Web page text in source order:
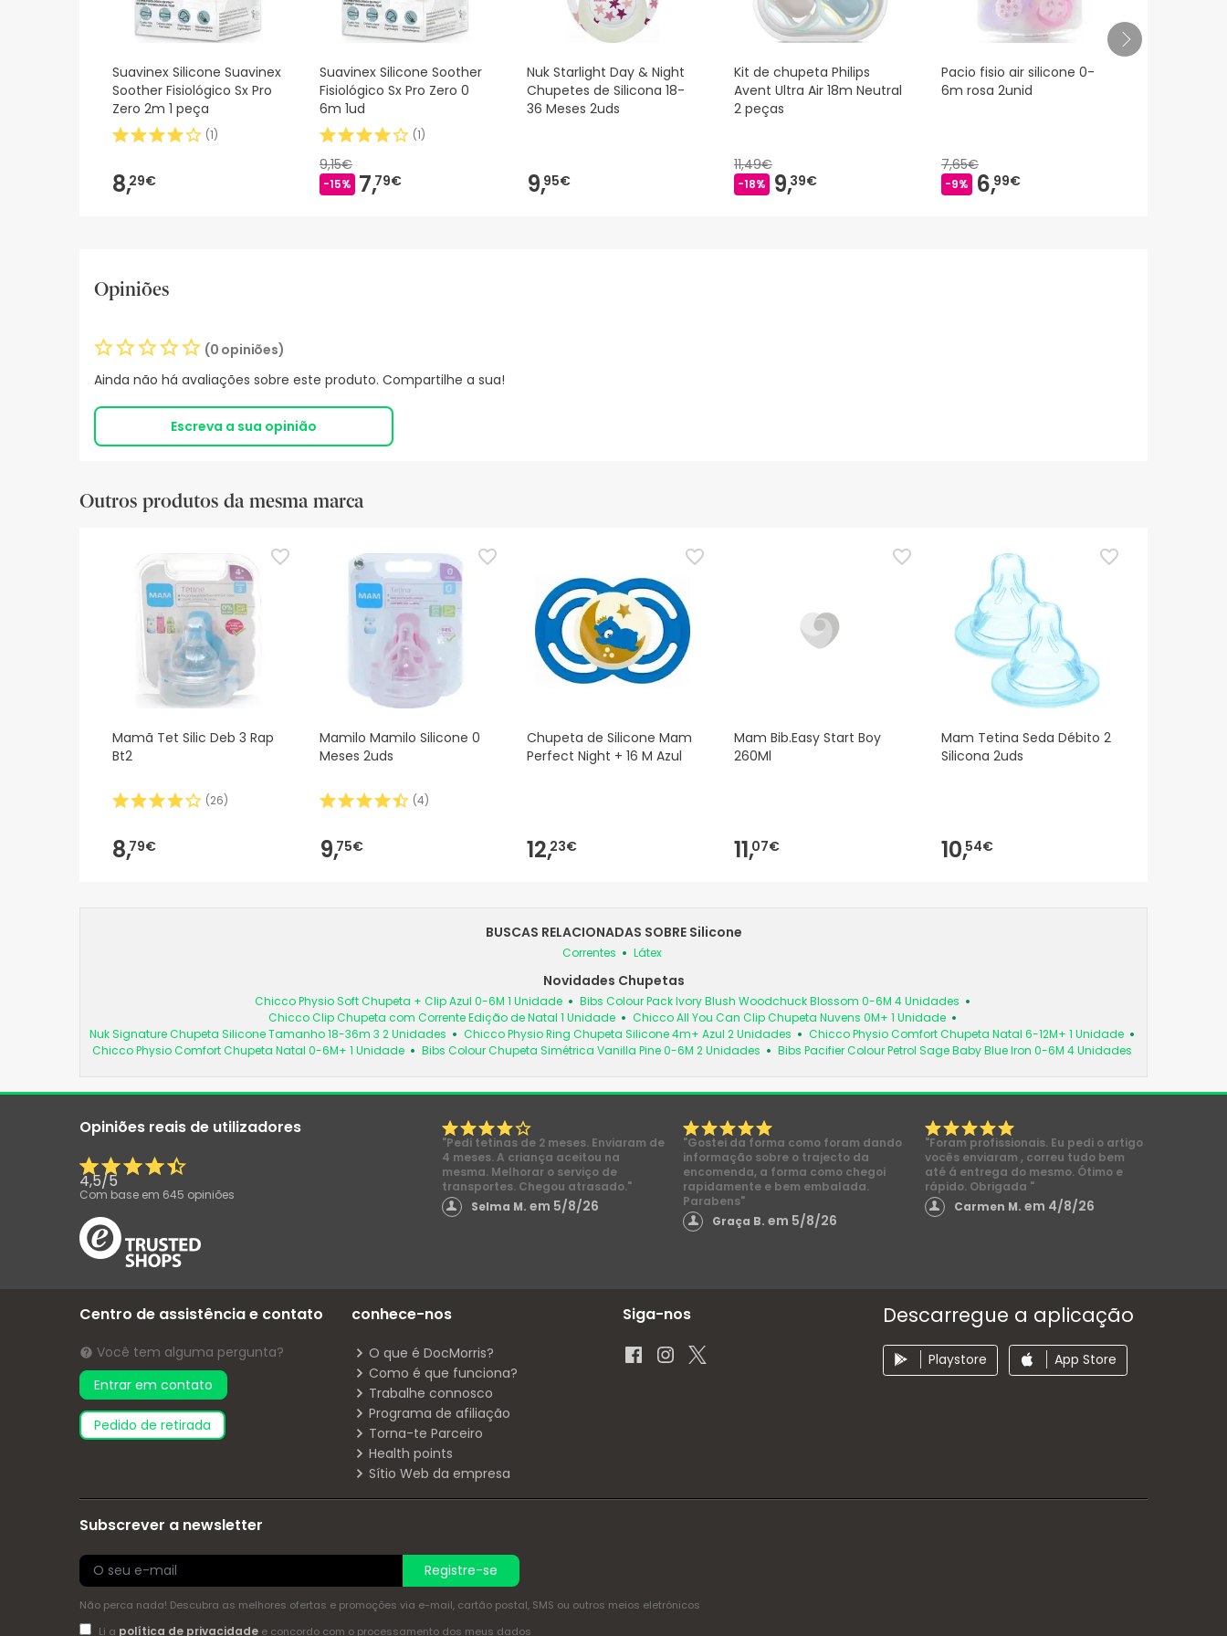
Suavinex Silicone Suavinex
Soother Fisiológico Sx Pro
Zero 2m 1 peça
(1)
8,29€
Suavinex Silicone Soother
Fisiológico Sx Pro Zero 0
6m 1ud
(1)
9,15€
-15% 7,79€
Nuk Starlight Day & Night
Chupetes de Silicona 18-
36 Meses 2uds
9,95€
Kit de chupeta Philips
Avent Ultra Air 18m Neutral
2 peças
11,49€
-18% 9,39€
Pacio fisio air silicone 0-
6m rosa 2unid
7,65€
-9% 6,99€
Opiniões
(0 opiniões)
Ainda não há avaliações sobre este produto. Compartilhe a sua!
Escreva a sua opinião
Outros produtos da mesma marca
Mamã Tet Silic Deb 3 Rap
Bt2
(26)
8,79€
Mamilo Mamilo Silicone 0
Meses 2uds
(4)
9,75€
Chupeta de Silicone Mam
Perfect Night + 16 M Azul
12,23€
Mam Bib.Easy Start Boy
260Ml
11,07€
Mam Tetina Seda Débito 2
Silicona 2uds
10,54€
BUSCAS RELACIONADAS SOBRE Silicone
Correntes Látex
Novidades Chupetas
Chicco Physio Soft Chupeta + Clip Azul 0-6M 1 Unidade
Bibs Colour Pack Ivory Blush Woodchuck Blossom 0-6M 4 Unidades
Chicco Clip Chupeta com Corrente Edição de Natal 1 Unidade
Chicco All You Can Clip Chupeta Nuvens 0M+ 1 Unidade
Nuk Signature Chupeta Silicone Tamanho 18-36m 3 2 Unidades
Chicco Physio Ring Chupeta Silicone 4m+ Azul 2 Unidades
Chicco Physio Comfort Chupeta Natal 6-12M+ 1 Unidade
Chicco Physio Comfort Chupeta Natal 0-6M+ 1 Unidade
Bibs Colour Chupeta Simétrica Vanilla Pine 0-6M 2 Unidades Bibs Pacifier Colour Petrol Sage Baby Blue Iron 0-6M 4 Unidades
Opiniões reais de utilizadores
4,5/5
Com base em 645 opiniões
"Pedi tetinas de 2 meses. Enviaram de
4 meses. A criança aceitou na
mesma. Melhorar o serviço de
transportes. Chegou atrasado."
Selma M. em 5/8/26
"Gostei da forma como foram dando
informação sobre o trajecto da
encomenda, a forma como chegoi
rapidamente e bem embalada.
Parabens"
Graça B.em 5/8/26
"Foram profissionais. Eu pedi o artigo
vocês enviaram , correu tudo bem
até á entrega do mesmo. Ótimo e
rápido. Obrigada "
Carmen M. em 4/8/26
Centro de assistência e contato
Você tem alguma pergunta?
Entrar em contato
pedido de retirada
conhece-nos
O que é DocMorris?
Como é que funciona?
Trabalhe connosco
Programa de afiliação
Torna-te Parceiro
Health points
Sítio Web da empresa
Siga-nos Descarregue a aplicação
Playstore App Store
Subscrever a newsletter
Registre-se
Não perca nada! Descubra as melhores ofertas e promoções via e-mail, cartão postal, SMS ou outros meios eletrónicos
Li a política de privacidadee concordo com o processamento dos meus dados